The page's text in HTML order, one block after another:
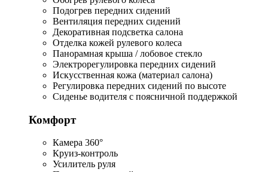
Подогрев передних сидений
Вентиляция передних сидений
Декоративная подсветка салона
Отделка кожей рулевого колеса
Панорамная крыша / лобовое стекло
Электрорегулировка передних сидений
Искусственная кожа (материал салона)
Регулировка передних сидений по высоте
Сиденье водителя с поясничной поддержкой
Комфорт
Камера 360°
Круиз-контроль
Усилитель руля